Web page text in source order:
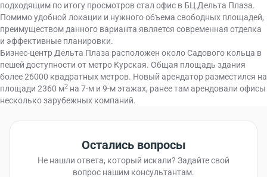
подходящим по итогу просмотров стал офис в БЦ Дельта Плаза.
Помимо удобной локации и нужного объема свободных площадей,
преимуществом данного варианта является современная отделка
и эффективные планировки.
Бизнес-центр Дельта Плаза расположен около Садового кольца в
пешей доступности от метро Курская. Общая площадь здания
более 26000 квадратных метров. Новый арендатор разместился на
площади 2360 м2 на 7-м и 9-м этажах, ранее там арендовали офисы
несколько зарубежных компаний.
Остались вопросы
Не нашли ответа, который искали? Задайтесвой
вопрос нашим консультантам.